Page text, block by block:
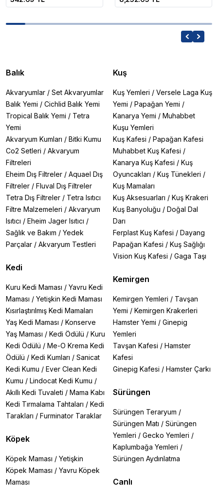
Balık
Akvaryumlar / Set Akvaryumlar
Balık Yemi / Cichlid Balık Yemi
Tropical Balık Yemi / Tetra
Yemi
Akvaryum Kumları / Bitki Kumu
Co2 Setleri / Akvaryum
Filtreleri
Eheim Dış Filtreler / Aquael Dış
Filtreler / Fluval Dış Filtreler
Tetra Dış Filtreler / Tetra Isıtıcı
Filtre Malzemeleri / Akvaryum
Isıtıcı / Eheim Jager Isıtıcı /
Sağlık ve Bakım / Yedek
Parçalar / Akvaryum Testleri
Kedi
Kuru Kedi Maması / Yavru Kedi
Maması / Yetişkin Kedi Maması
Kısırlaştırılmış Kedi Mamaları
Yaş Kedi Maması / Konserve
Yaş Maması / Kedi Ödülü / Kuru
Kedi Ödülü / Me-O Krema Kedi
Ödülü / Kedi Kumları / Sanicat
Kedi Kumu / Ever Clean Kedi
Kumu / Lindocat Kedi Kumu /
Akıllı Kedi Tuvaleti / Mama Kabı
Kedi Tırmalama Tahtaları / Kedi
Tarakları / Furminator Taraklar
Köpek
Köpek Maması / Yetişkin
Köpek Maması / Yavru Köpek
Maması
Kuş
Kuş Yemleri / Versele Laga Kuş
Yemi / Papağan Yemi /
Kanarya Yemi / Muhabbet
Kuşu Yemleri
Kuş Kafesi / Papağan Kafesi
Muhabbet Kuş Kafesi /
Kanarya Kuş Kafesi / Kuş
Oyuncakları / Kuş Tünekleri /
Kuş Mamaları
Kuş Aksesuarları / Kuş Krakeri
Kuş Banyoluğu / Doğal Dal
Darı
Ferplast Kuş Kafesi / Dayang
Papağan Kafesi / Kuş Sağlığı
Vision Kuş Kafesi / Gaga Taşı
Kemirgen
Kemirgen Yemleri / Tavşan
Yemi / Kemirgen Krakerleri
Hamster Yemi / Ginepig
Yemleri
Tavşan Kafesi / Hamster
Kafesi
Ginepig Kafesi / Hamster Çarkı
Sürüngen
Sürüngen Teraryum /
Sürüngen Matı / Sürüngen
Yemleri / Gecko Yemleri /
Kaplumbağa Yemleri /
Sürüngen Aydınlatma
Canlı